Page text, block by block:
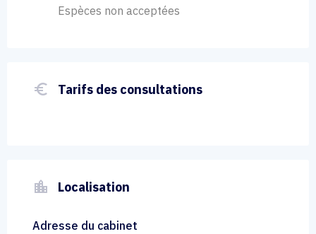
Espèces non acceptées
euro_symbol Tarifs des consultations
location_city Localisation
Adresse du cabinet